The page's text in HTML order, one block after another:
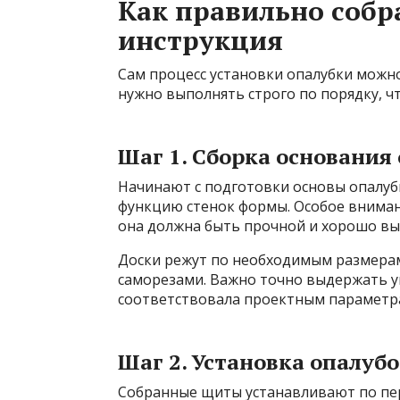
Как правильно
инструкция
Сам процесс установки опалубки
нужно выполнять строго по порядку,
Шаг 1. Сборка основания
Начинают с подготовки основы
функцию стенок формы. Особое
она должна быть прочной и хорошо
Доски режут по необходимым
саморезами. Важно точно выдержать
соответствовала проектным
Шаг 2. Установка
Собранные щиты устанавливают по